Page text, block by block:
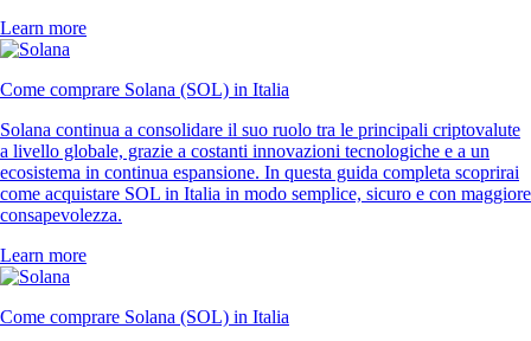
Learn more
Come comprare Solana (SOL) in Italia
Solana continua a consolidare il suo ruolo tra le principali criptovalute
a livello globale, grazie a costanti innovazioni tecnologiche e a un
ecosistema in continua espansione. In questa guida completa scoprirai
come acquistare SOL in Italia in modo semplice, sicuro e con maggiore
consapevolezza.
Learn more
Come comprare Solana (SOL) in Italia